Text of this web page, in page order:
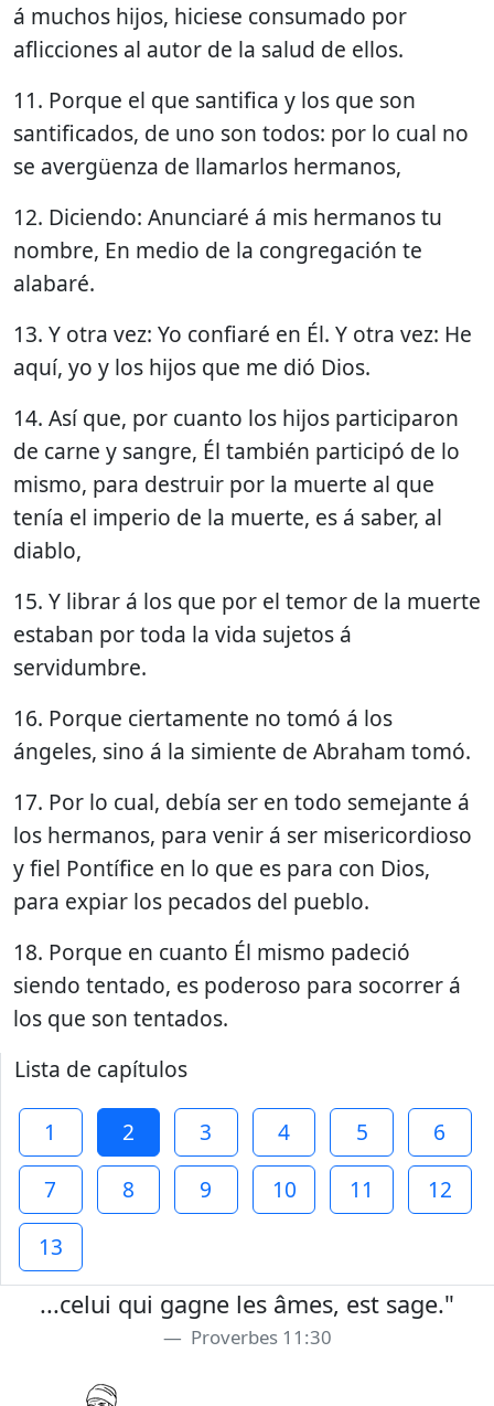
á muchos hijos, hiciese consumado por
aflicciones al autor de la salud de ellos.
11. Porque el que santifica y los que son
santificados, de uno son todos: por lo cual no
se avergüenza de llamarlos hermanos,
12. Diciendo: Anunciaré á mis hermanos tu
nombre, En medio de la congregación te
alabaré.
13. Y otra vez: Yo confiaré en Él. Y otra vez: He
aquí, yo y los hijos que me dió Dios.
14. Así que, por cuanto los hijos participaron
de carne y sangre, Él también participó de lo
mismo, para destruir por la muerte al que
tenía el imperio de la muerte, es á saber, al
diablo,
15. Y librar á los que por el temor de la muerte
estaban por toda la vida sujetos á
servidumbre.
16. Porque ciertamente no tomó á los
ángeles, sino á la simiente de Abraham tomó.
17. Por lo cual, debía ser en todo semejante á
los hermanos, para venir á ser misericordioso
y fiel Pontífice en lo que es para con Dios,
para expiar los pecados del pueblo.
18. Porque en cuanto Él mismo padeció
siendo tentado, es poderoso para socorrer á
los que son tentados.
Lista de capítulos
1 2 3 4 5
6
7
8 9 10 11
12
13
...celui qui gagne les âmes, est sage."
Proverbes 11:30